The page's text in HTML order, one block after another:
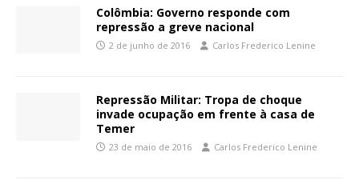
Colômbia: Governo responde com
repressão a greve nacional
2 de junho de 2016 Carlos Frederico Lenine
Repressão Militar: Tropa de choque
invade ocupação em frente à casa de
Temer
23 de maio de 2016 Carlos Frederico Lenine